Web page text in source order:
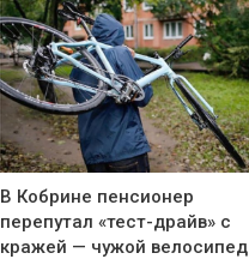
В Кобрине пенсионер
перепутал «тест-драйв» с
кражей — чужой велосипед